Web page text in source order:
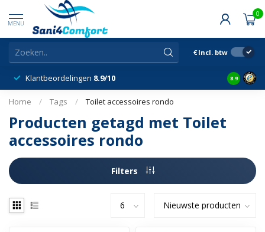
MENU
0
€ Incl. btw
Klantbeordelingen 8.9/10 8.9
Home / Tags / Toilet accessoires rondo
Producten getagd met Toilet
accessoires rondo
Filters